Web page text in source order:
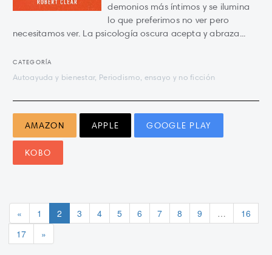
demonios más íntimos y se ilumina
lo que preferimos no ver pero
necesitamos ver. La psicología oscura acepta y abraza...
CATEGORÍA
Autoayuda y bienestar, Periodismo, ensayo y no ficción
AMAZON APPLE GOOGLE PLAY
KOBO
« 1 2 3 4 5 6 7 8 9 …
16
17
»